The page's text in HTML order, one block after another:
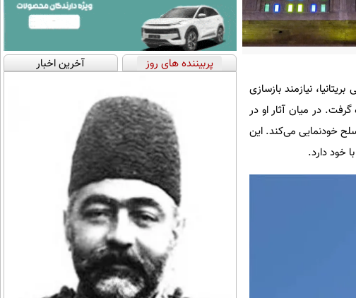
نیروی هوایی سلطنتی بریتانیا، نیازمند بازسازی
در میان آثار او در
استفاده از بتن مسلح خودنمایی می‌کند. این
پربیننده های روز آخرین اخبار